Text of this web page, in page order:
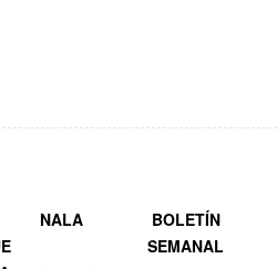
NALA
BOLETÍN
SEMANAL